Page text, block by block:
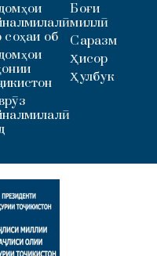
соҳаи об
Боғи
миллӣ
Саразм
Ҳисор
Ҳулбук